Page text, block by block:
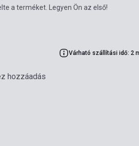
a terméket. Legyen Ön az első!
Várható szállítási idő: 2
hozzáadás